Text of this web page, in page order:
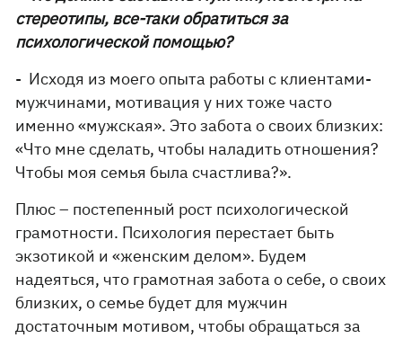
стереотипы, все-таки обратиться за
психологической помощью?
- Исходя из моего опыта работы с клиентами-
мужчинами, мотивация у них тоже часто
именно «мужская». Это забота о своих близких:
«Что мне сделать, чтобы наладить отношения?
Чтобы моя семья была счастлива?».
Плюс – постепенный рост психологической
грамотности. Психология перестает быть
экзотикой и «женским делом». Будем
надеяться, что грамотная забота о себе, о своих
близких, о семье будет для мужчин
достаточным мотивом, чтобы обращаться за